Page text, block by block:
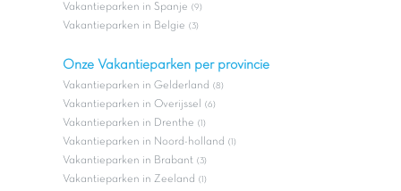
Vakantieparken in Spanje (9)
Vakantieparken in Belgie (3)
Onze Vakantieparken per provincie
Vakantieparken in Gelderland (8)
Vakantieparken in Overijssel (6)
Vakantieparken in Drenthe (1)
Vakantieparken in Noord-holland (1)
Vakantieparken in Brabant (3)
Vakantieparken in Zeeland (1)